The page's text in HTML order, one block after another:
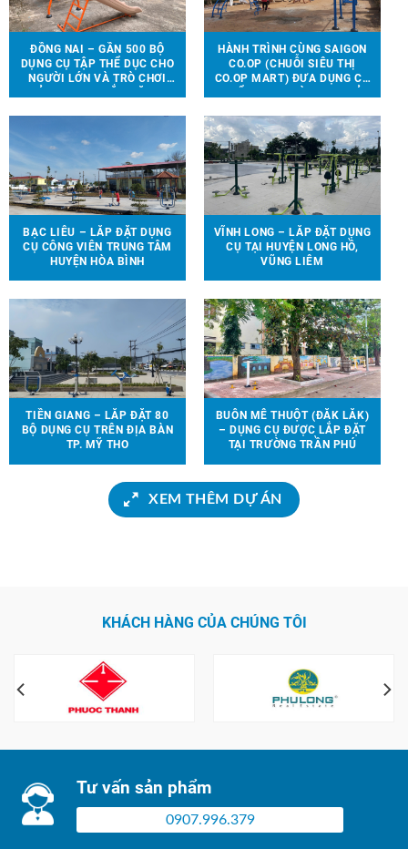
ĐỒNG NAI – GẦN 500 BỘ
DỤNG CỤ TẬP THỂ DỤC CHO
NGƯỜI LỚN VÀ TRÒ CHƠI
HÀNH TRÌNH CÙNG SAIGON
CO.OP (CHUỖI SIÊU THỊ
CO.OP MART) ĐƯA DỤNG CỤ
HỌC TẠI 6 TỈNH THÀNH
BẠC LIÊU – LẮP ĐẶT DỤNG
CỤ CÔNG VIÊN TRUNG TÂM
HUYỆN HÒA BÌNH
VĨNH LONG – LẮP ĐẶT DỤNG
CỤ TẠI HUYỆN LONG HỒ,
VŨNG LIÊM
TIỀN GIANG – LẮP ĐẶT 80
BỘ DỤNG CỤ TRÊN ĐỊA BÀN
TP. MỸ THO
BUÔN MÊ THUỘT (ĐẮK LẮK)
– DỤNG CỤ ĐƯỢC LẮP ĐẶT
TẠI TRƯỜNG TRẦN PHÚ
XEM THÊM DỰ ÁN
KHÁCH HÀNG CỦA CHÚNG TÔI
Tư vấn sản phẩm
0907.996.379